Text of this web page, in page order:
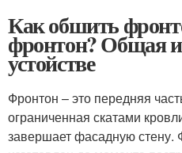
Как обшить
фронтон? Общая
устойстве
Фронтон – это передняя
ограниченная скатами
завершает фасадную стену.